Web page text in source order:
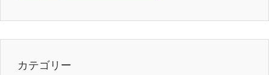
カテゴリー